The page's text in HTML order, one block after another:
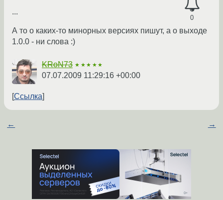
0
...
А то о каких-то минорных версиях пишут, а о выходе
1.0.0 - ни слова :)
KRoN73 ★★★★★
07.07.2009 11:29:16 +00:00
Ссылка
← →